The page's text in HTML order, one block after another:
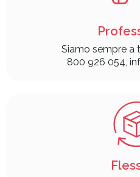
Siamo sempre a
800 926 054,